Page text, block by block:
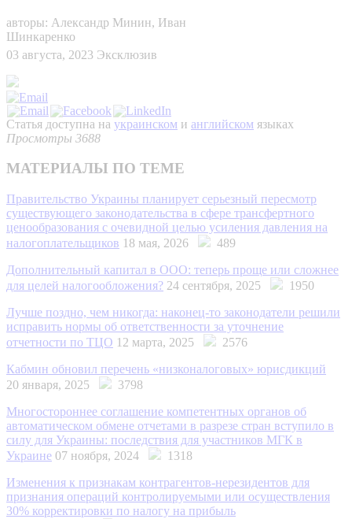
авторы: Александр Минин, Иван
Шинкаренко
03 августа, 2023 Эксклюзив
Статья доступна на украинском и английском языках
Просмотры 3688
МАТЕРИАЛЫ ПО ТЕМЕ
Правительство Украины планирует серьезный пересмотр
существующего законодательства в сфере трансфертного
ценообразования с очевидной целью усиления давления на
налогоплательщиков 18 мая, 2026
489
Дополнительный капитал в ООО: теперь проще или сложнее
для целей налогообложения? 24 сентября, 2025
1950
Лучше поздно, чем никогда: наконец-то законодатели решили
исправить нормы об ответственности за уточнение
отчетности по ТЦО 12 марта, 2025
2576
Кабмин обновил перечень «низконалоговых» юрисдикций
20 января, 2025
3798
Многостороннее соглашение компетентных органов об
автоматическом обмене отчетами в разрезе стран вступило в
силу для Украины: последствия для участников МГК в
Украине 07 ноября, 2024
1318
Изменения к признакам контрагентов-нерезидентов для
признания операций контролируемыми или осуществления
30% корректировки по налогу на прибыль